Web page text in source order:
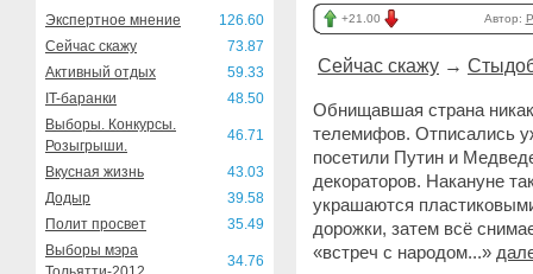
Экспертное мнение
126.60
Сейчас скажу
73.87
Активный отдых
59.33
IT-баранки
48.50
Выборы. Конкурсы.
Розыгрыши.
46.71
Вкусная жизнь
43.03
Додыр
39.58
Полит просвет
35.49
Выборы мэра
34.76
+21.00 Автор:
Сейчас скажу →
Обнищавшая страна
телемифов. Отписались
посетили Путин и
декораторов. Накануне
украшаются
дорожки, затем всё
«встреч с народом...»